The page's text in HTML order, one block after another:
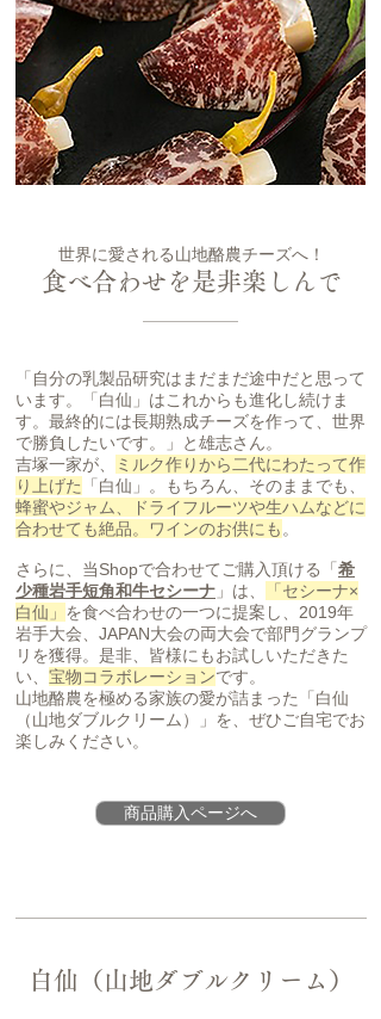
世界に愛される山地酪農チーズへ！
食べ合わせを是非楽しんで
「自分の乳製品研究はまだまだ途中だと思って
います。「白仙」はこれからも進化し続けま
す。最終的には長期熟成チーズを作って、世界
で勝負したいです。」と雄志さん。
吉塚一家が、
ミルク作りから二代にわたって作
り上げた
「白仙」。もちろん、そのままでも、
蜂蜜やジャム、ドライフルーツや生ハムなどに
合わせても絶品。ワインのお供にも 。
さらに、当Shopで合わせてご購入頂ける「 希
少種岩手短角和牛セシーナ 」は、
「セシーナ×
白仙」 を食べ合わせの一つに提案し、2019年
岩手大会、JAPAN大会の両大会で部門グランプ
リを獲得。是非、皆様にもお試しいただきた
い、 宝物コラボレーションです。
山地酪農を極める家族の愛が詰まった「白仙
（山地ダブルクリーム）」を、ぜひご自宅でお
楽しみください。
商品購入ページへ
白仙（山地ダブルクリーム）